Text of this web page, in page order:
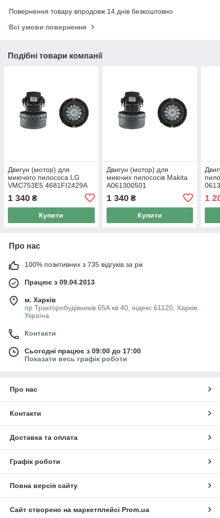
Повернення товару впродовж 14 днів безкоштовно
Всі умови повернення
Подібні товари компанії
Двигун (мотор) для
миючого пилососа LG
VMC753E5 4681FI2429A
1 340 ₴
Купити
Двигун (мотор) для
миючих пилососів Makita
A061300501
1 340₴
Купити
1
Про нас
100% позитивних з 735 відгуків за рік
Працює з 09.04.2013
м. Харків
пр Тракторобудівників 65А кв 40, індекс 61120, Харків,
Україна
Контакти
Сьогодні працює з 09:00 до 17:00
Показати весь графік роботи
Про нас
Контакти
Доставка та оплата
Графік роботи
Повна версія сайту
Сайт створено на маркетплейсі Prom.ua